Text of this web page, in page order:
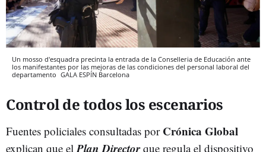
Un mosso d'esquadra precinta la entrada de la Conselleria de Educación ante
los manifestantes por las mejoras de las condiciones del personal laboral del
departamento GALA ESPÍN Barcelona
Control de todos los escenarios
Fuentes policiales consultadas por Crónica Global
explican que elPlan Director que regula el dispositivo